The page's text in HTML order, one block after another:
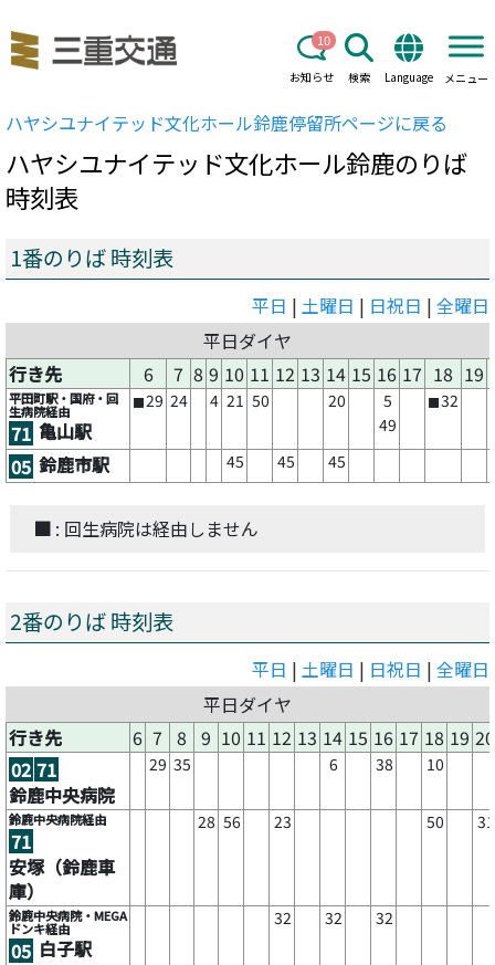
お知らせ
10
検索 Language メニュー
ハヤシユナイテッド文化ホール鈴鹿停留所ページに戻る
ハヤシユナイテッド文化ホール鈴鹿のりば
時刻表
1番のりば 時刻表
平日 | 土曜日 | 日祝日 | 全曜日
平日ダイヤ
行き先
6 7 8 9 10 11 12 13 14 15 16 17 18 19
平田町駅・国府・回
生病院経由
71 亀山駅
■29 24 4 21 50 20
5
49
■32
05 鈴鹿市駅 45 45 45
■ : 回生病院は経由しません
2番のりば 時刻表
平日 | 土曜日 | 日祝日 | 全曜日
平日ダイヤ
行き先
6 7 8 9 10 11 12 13 14 15 16 17 18 19 20
02 71
鈴鹿中央病院
29 35 6 38 10
鈴鹿中央病院経由
71
安塚（鈴鹿車
庫）
28 56 23 50 31
鈴鹿中央病院・MEGA
ドンキ経由
05 白子駅
32 32 32